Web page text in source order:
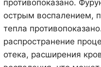
противопоказано.
острым воспалением,
тепла
распространение
отека, расширения